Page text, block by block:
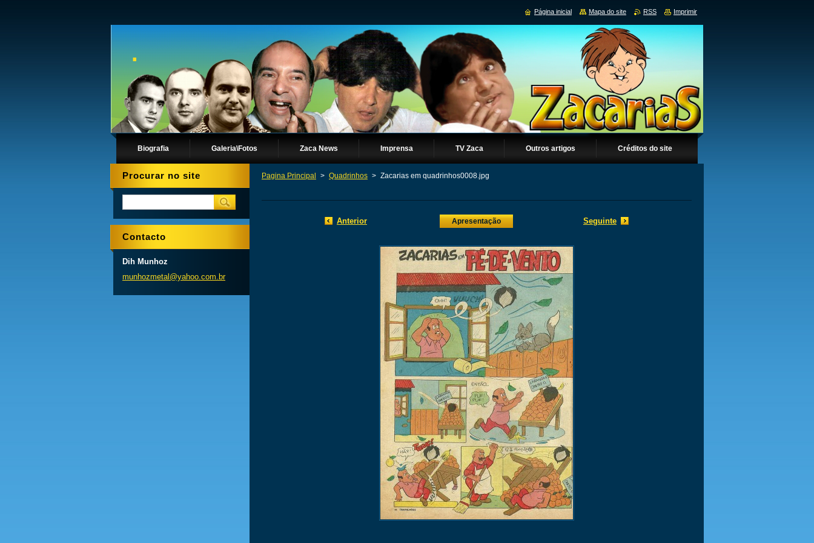
.
Biografia Galeria\Fotos Zaca News Imprensa TV Zaca Outros artigos Créditos do site
Pagina Principal > Quadrinhos > Zacarias em quadrinhos0008.jpg
Anterior Apresentação Seguinte
Procurar no site
Contacto
Dih Munhoz
munhozmetal@yahoo.com.br
Página inicial Mapa do site RSS Imprimir